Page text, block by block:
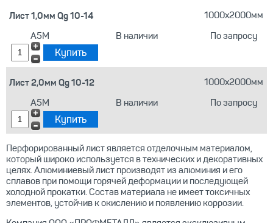
Лист 1,0мм Qg 10-14
1000х2000мм
А5М
В наличии По запросу
Лист 2,0мм Qg 10-12
1000х2000мм
А5М
В наличии По запросу
Перфорированный лист является отделочным материалом,
который широко используется в технических и декоративных
целях. Алюминиевый лист производят из алюминия и его
сплавов при помощи горячей деформации и последующей
холодной прокатки. Состав материала не имеет токсичных
элементов, устойчив к окислению и появлению коррозии.